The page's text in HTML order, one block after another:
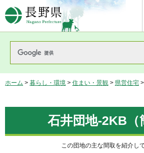
長野県Nagano Prefecture
ホーム > 暮らし・環境 > 住まい・景観 > 県営住宅
石井団地-2KB（
この団地の主な間取を紹介し